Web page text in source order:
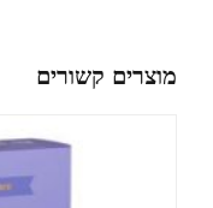
מוצרים קשורים